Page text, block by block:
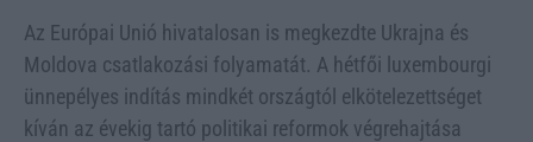
Az Európai Unió hivatalosan is megkezdte Ukrajna és
Moldova csatlakozási folyamatát. A hétfői luxembourgi
ünnepélyes indítás mindkét országtól elkötelezettséget
kíván az évekig tartó politikai reformok végrehajtása